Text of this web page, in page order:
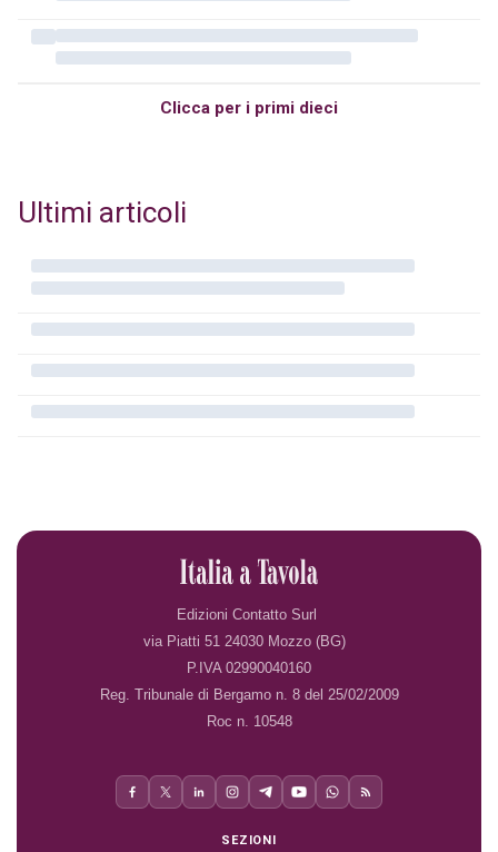
Clicca per i primi dieci
Ultimi articoli
Edizioni Contatto Surl
via Piatti 51 24030 Mozzo (BG)
P.IVA 02990040160
Reg. Tribunale di Bergamo n. 8 del 25/02/2009
Roc n. 10548
SEZIONI